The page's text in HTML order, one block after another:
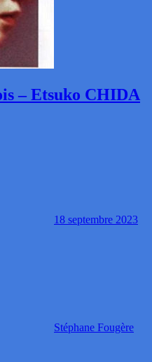
– Etsuko CHIDA
18 septembre 2023
Stéphane Fougère